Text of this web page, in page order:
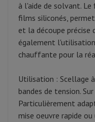
à l'aide de solvant.
films siliconés,
et la découpe précise
également
chauffante pour la
Utilisation : Scellage
bandes de tension.
Particulièrement
mise oeuvre rapide